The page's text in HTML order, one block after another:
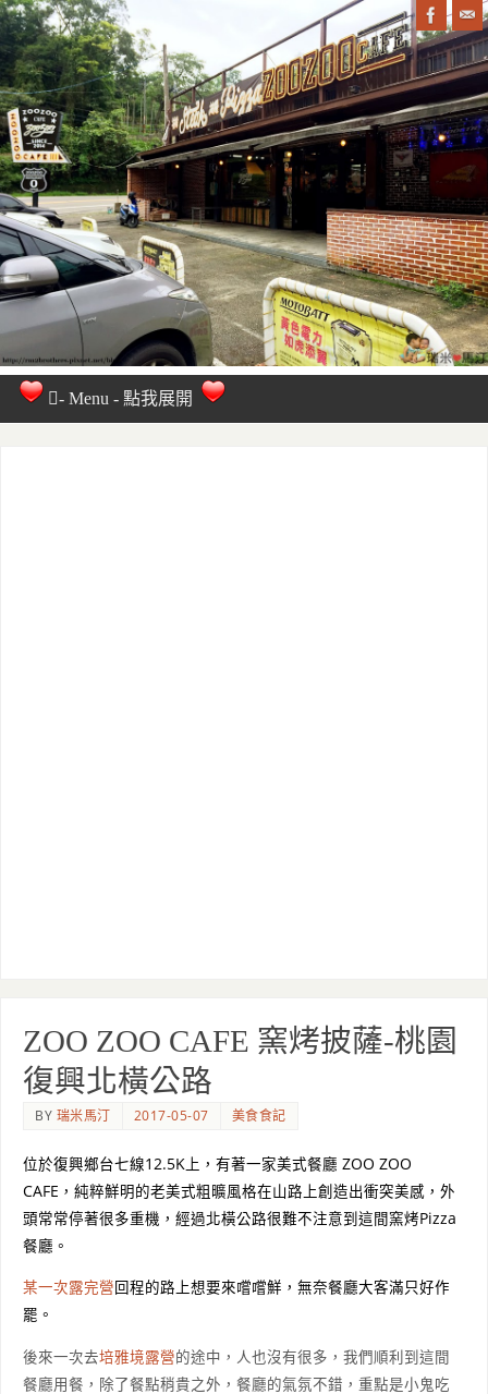
ZOO ZOO CAFE 窯烤披薩-桃園
復興北橫公路
BY 瑞米馬汀 2017-05-07 美食食記
位於復興鄉台七線12.5K上，有著一家美式餐廳 ZOO ZOO
CAFE，純粹鮮明的老美式粗曠風格在山路上創造出衝突美感，外
頭常常停著很多重機，經過北橫公路很難不注意到這間窯烤Pizza
餐廳。
某一次露完營回程的路上想要來嚐嚐鮮，無奈餐廳大客滿只好作
罷。
後來一次去培雅境露營的途中，人也沒有很多，我們順利到這間
餐廳用餐，除了餐點稍貴之外，餐廳的氣氛不錯，重點是小鬼吃